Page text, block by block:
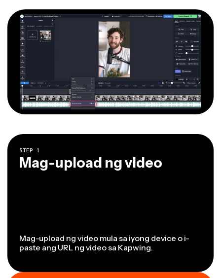
STEP 1
Mag-upload ng video
Mag-upload ng video mula sa iyong device o i-
paste ang URL ng video sa Kapwing.